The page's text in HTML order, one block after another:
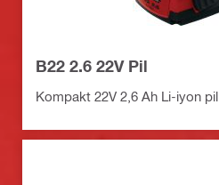
B22 2.6 22V Pil
Kompakt 22V 2,6 Ah Li-iyon pil